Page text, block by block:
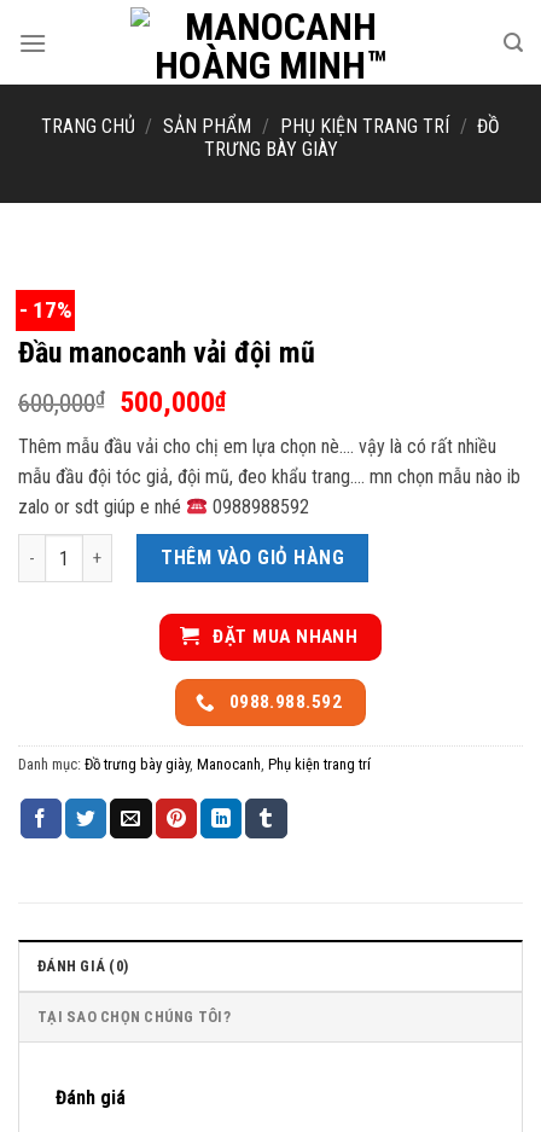
TRANG CHỦ / SẢN PHẨM / PHỤ KIỆN TRANG TRÍ / ĐỒ
TRƯNG BÀY GIÀY
- 17%
Đầu manocanh vải đội mũ
600,000₫
Giá
gốc
là:
600,000₫.
500,000₫Giá
hiện
tại
là:
500,000₫.
Thêm mẫu đầu vải cho chị em lựa chọn nè…. vậy là có rất nhiều
mẫu đầu đội tóc giả, đội mũ, đeo khẩu trang…. mn chọn mẫu nào ib
zalo or sdt giúp e nhé
0988988592
Đầu manocanh vải đội mũ số lượng
THÊM VÀO GIỎ HÀNG
ĐẶT MUA NHANH
0988.988.592
Danh mục: Đồ trưng bày giày, Manocanh Phụ kiện trang trí
ĐÁNH GIÁ (0)
TẠI SAO CHỌN CHÚNG TÔI?
Đánh giá